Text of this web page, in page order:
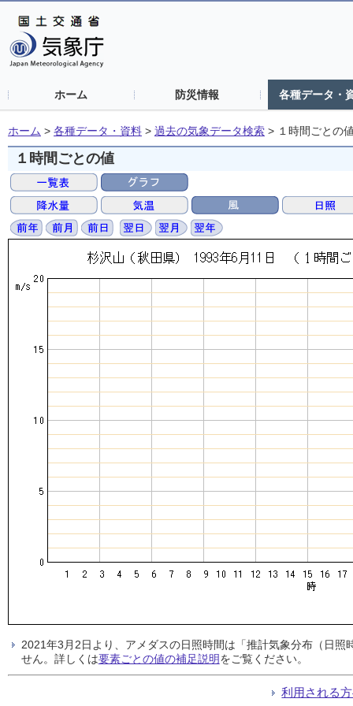
ホーム 防災情報 各種データ・
ホーム > 各種データ・資料 > 過去の気象データ検索 > １時間ごとの
１時間ごとの値
2021年3月2日より、アメダスの日照時間は「推計気象分布（日
せん。詳しくは要素ごとの値の補足説明をご覧ください。
利用される